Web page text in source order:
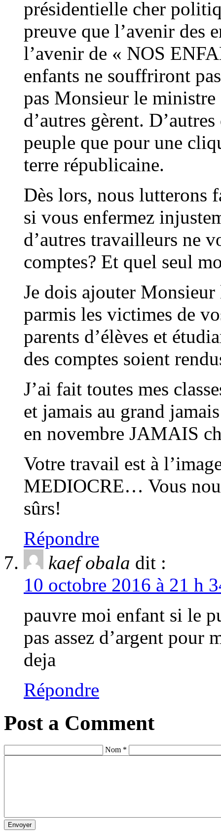
présidentielle cher
preuve que l’avenir des
l’avenir de « NOS
enfants ne souffriront
pas Monsieur le
d’autres gèrent.
peuple que pour une
terre républicaine.
Dès lors, nous lutterons
si vous enfermez
d’autres travailleurs ne
comptes? Et quel seul
Je dois ajouter
parmis les victimes de
parents d’élèves et
des comptes soient
J’ai fait toutes mes
et jamais au grand
en novembre JAMAIS
Votre travail est à
MEDIOCRE… Vous
sûrs!
Répondre
kaef obala dit :
10 octobre 2016 à 21 h
pauvre moi enfant si le
pas assez d’argent pour
deja
Répondre
Post a Comment
Nom *